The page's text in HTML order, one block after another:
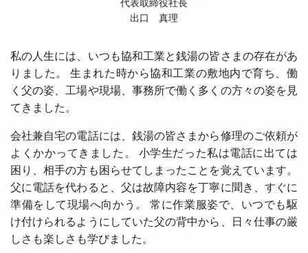
代表取締役社長
出口 真理
私の人生には、いつも協和工業と銭湯の皆さまの存在があ
りました。 生まれた時から協和工業の敷地内で育ち、働
く父の姿、工場や現場、事務所で働く多くの方々の姿を見
てきました。
会社兼自宅の電話には、銭湯の皆さまから修理のご依頼が
よくかかってきました。 小学生だった私は電話に出ては
困り、相手の方も困らせてしまったことを覚えています。
父に電話を代わると、父は故障内容を丁寧に聞き、すぐに
準備をして現場へ向かう。 常に作業服姿で、いつでも駆
け付けられるようにしていた父の背中から、日々仕事の厳
しさも楽しさも学びました。